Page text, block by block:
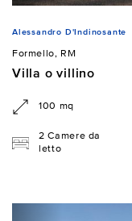
Alessandro D'Indinosante
Formello, RM
Villa o villino
100 mq
2 Camere da
letto